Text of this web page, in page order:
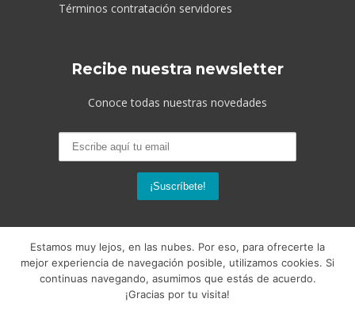
Términos contratación servidores
Recibe nuestra newsletter
Conoce todas nuestras novedades
© 2026 Nubeser Soluciones. Todos los
Estamos muy lejos, en las nubes. Por eso, para ofrecerte la
mejor experiencia de navegación posible, utilizamos cookies. Si
continuas navegando, asumimos que estás de acuerdo.
¡Gracias por tu visita!